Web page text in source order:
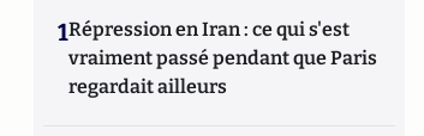
1Répression en Iran : ce qui s'est
vraiment passé pendant que Paris
regardait ailleurs